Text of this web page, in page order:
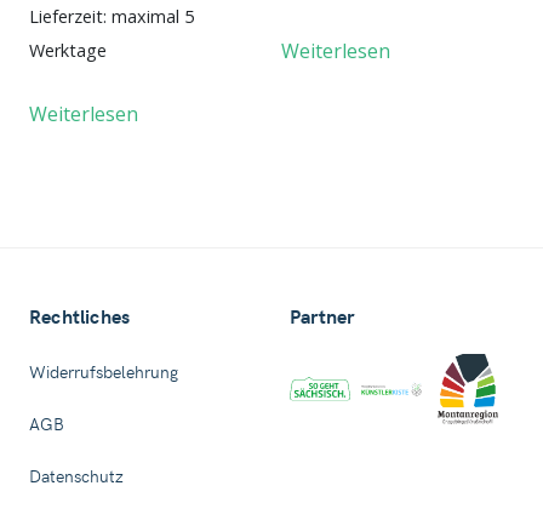
Lieferzeit: maximal 5
Werktage
Weiterlesen
Weiterlesen
Rechtliches
Widerrufsbelehrung
AGB
Datenschutz
Partner